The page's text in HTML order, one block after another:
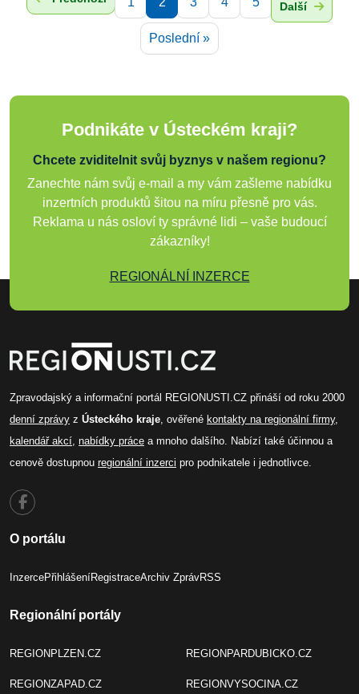
Další
Poslední »
Podnikáte v Ústeckém kraji?
Chcete zviditelnit svůj byznys v našem regionu?
Zanechte nám svůj e-mail a my vám zašleme nabídku
inzertních produktů šitou na míru přesně pro vás.
Reklama u nás osloví ty správné lidi – vaše budoucí
zákazníky!
REGIONÁLNÍ INZERCE
Zpravodajský a informační portál REGIONUSTI.CZ přináší od roku 2000
denní zprávy z Ústeckého kraje, ověřené kontakty na regionální firmy,
kalendář akcí, nabídky práce a mnoho dalšího. Nabízí také účinnou a
cenově dostupnou regionální inzerci pro podnikatele i jednotlivce.
O portálu
InzercePřihlášeníRegistraceArchiv ZprávRSS
Regionální portály
REGIONPLZEN.CZ
REGIONZAPAD.CZ
REGIONPARDUBICKO.CZ
REGIONVYSOCINA.CZ